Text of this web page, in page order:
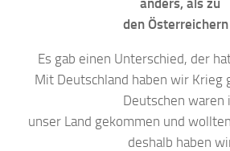
anders, als zu
den Österreichern
Es gab einen Unterschied, der
Mit Deutschland haben wir Krieg
Deutschen waren
unser Land gekommen und
deshalb haben